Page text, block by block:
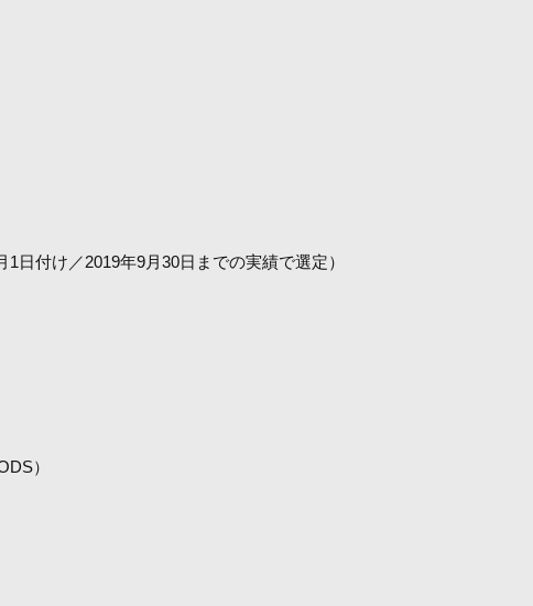
日付け／2019年9月30日までの実績で選定）
）